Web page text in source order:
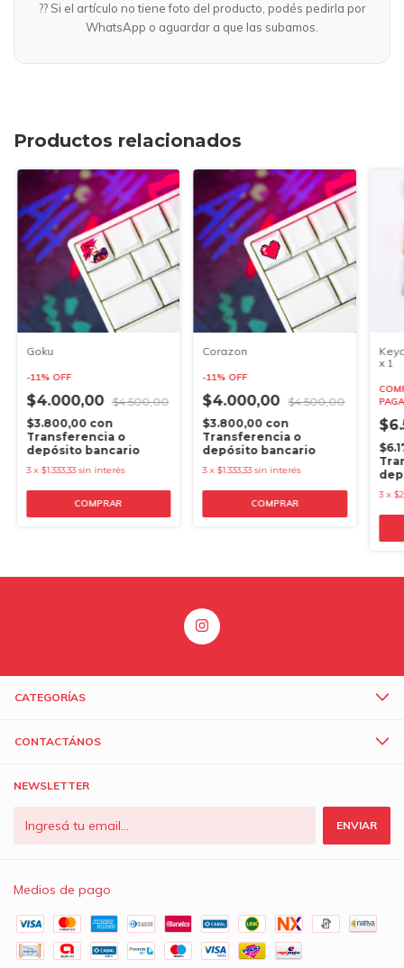
?? Si el artículo no tiene foto del producto, podés pedirla por
WhatsApp o aguardar a que las subamos.
Productos relacionados
Goku
-11% OFF
$4.000,00 $4.500,00
$3.800,00 con
Transferencia o
depósito bancario
3 x $1.333,33 sin interés
Corazon
-11%OFF
$4.000,00 $4.500,00
$3.800,00 con
Transferencia o
depósito bancario
3 x $1.333,33 sin interés
x 1
3 x
CATEGORÍAS
CONTACTÁNOS
NEWSLETTER
Medios de pago